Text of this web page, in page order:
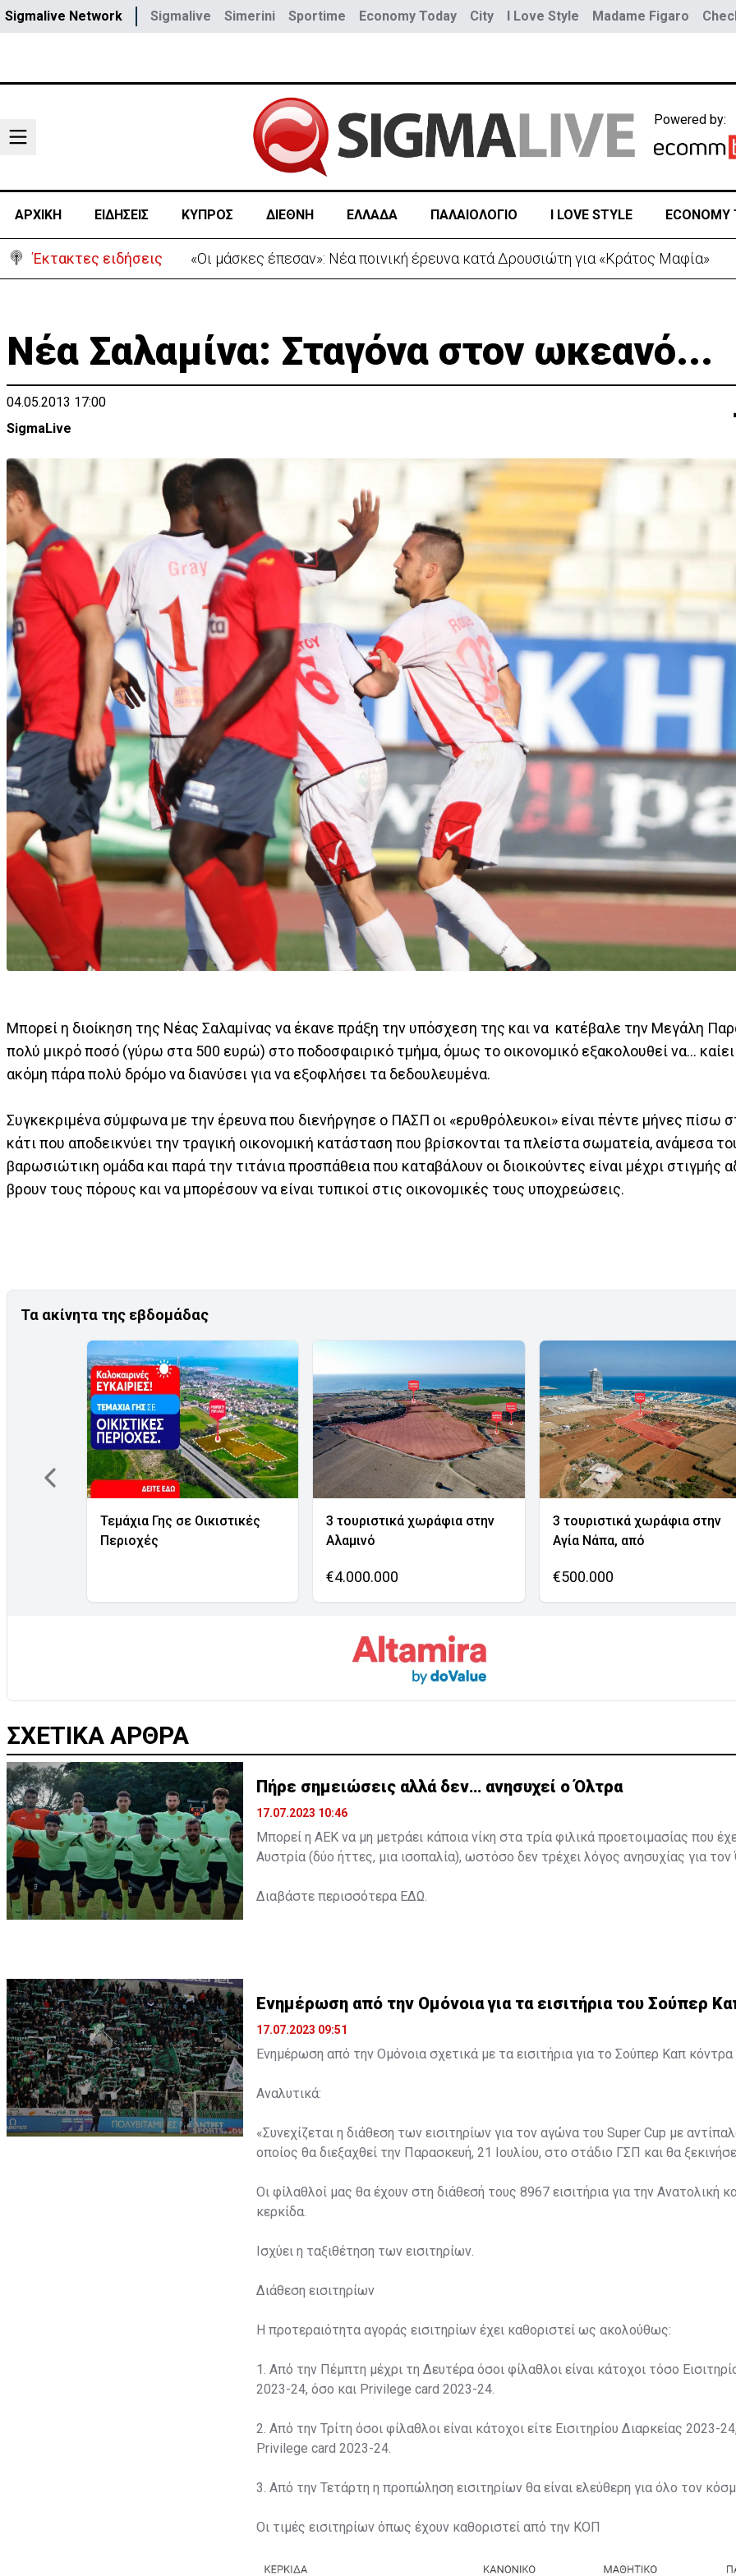
Sigmalive Network Sigmalive Simerini Sportime Economy Today City I Love Style Madame Figaro
Powered by:
ΑΡΧΙΚΗ ΕΙΔΗΣΕΙΣ ΚΥΠΡΟΣ ΔΙΕΘΝΗ ΕΛΛΑΔΑ ΠΑΛΑΙΟΛΟΓΙΟ I LOVE STYLE ECONOMY
Έκτακτες ειδήσεις «Πόλεμος» Σάντσεθ-Μελόνι λόγω της Θέουτα: Ελέγχους και από Ισπανία στα
Νέα Σαλαμίνα: Σταγόνα στον ωκεανό...
04.05.2013 17:00
SigmaLive
Μπορεί η διοίκηση της Νέας Σαλαμίνας να έκανε πράξη την υπόσχεση της και να κατέβαλε την Μεγάλη
πολύ μικρό ποσό (γύρω στα 500 ευρώ) στο ποδοσφαιρικό τμήμα, όμως το οικονομικό εξακολουθεί να... καίει
ακόμη πάρα πολύ δρόμο να διανύσει για να εξοφλήσει τα δεδουλευμένα.
Συγκεκριμένα σύμφωνα με την έρευνα που διενήργησε ο ΠΑΣΠ οι «ερυθρόλευκοι» είναι πέντε μήνες πίσω
κάτι που αποδεικνύει την τραγική οικονομική κατάσταση που βρίσκονται τα πλείστα σωματεία, ανάμεσα
βαρωσιώτικη ομάδα και παρά την τιτάνια προσπάθεια που καταβάλουν οι διοικούντες είναι μέχρι στιγμής
βρουν τους πόρους και να μπορέσουν να είναι τυπικοί στις οικονομικές τους υποχρεώσεις.
Τα ακίνητα της εβδομάδας
Τεμάχια Γης σε Οικιστικές
Περιοχές
3 τουριστικά χωράφια στην
Αλαμινό
€4.000.000
3 τουριστικά χωράφια στην
Αγία Νάπα, από
€500.000
ΣΧΕΤΙΚΑ ΑΡΘΡΑ
Πήρε σημειώσεις αλλά δεν… ανησυχεί ο Όλτρα
17.07.2023 10:46
Μπορεί η ΑΕΚ να μη μετράει κάποια νίκη στα τρία φιλικά προετοιμασίας που
Αυστρία (δύο ήττες, μια ισοπαλία), ωστόσο δεν τρέχει λόγος ανησυχίας για τον
Διαβάστε περισσότερα ΕΔΩ
Ενημέρωση από την Ομόνοια για τα εισιτήρια του Σούπερ
17.07.2023 09:51
Ενημέρωση από την Ομόνοια σχετικά με τα εισιτήρια για το Σούπερ Καπ κόντρα
Αναλυτικά:
«Συνεχίζεται η διάθεση των εισιτηρίων για τον αγώνα του Super Cup με
οποίος θα διεξαχθεί την Παρασκευή, 21 Ιουλίου, στο στάδιο ΓΣΠ και θα
Οι φίλαθλοί μας θα έχουν στη διάθεσή τους 8967 εισιτήρια για την Ανατολική
κερκίδα.
Ισχύει η ταξιθέτηση των εισιτηρίων.
Διάθεση εισιτηρίων
Η προτεραιότητα αγοράς εισιτηρίων έχει καθοριστεί ως ακολούθως:
1. Από την Πέμπτη μέχρι τη Δευτέρα όσοι φίλαθλοι είναι κάτοχοι τόσο
2023-24, όσο και Privilege card 2023-24.
2. Από την Τρίτη όσοι φίλαθλοι είναι κάτοχοι είτε Εισιτηρίου Διαρκείας 2023-
Privilege card 2023-24.
3. Από την Τετάρτη η προπώληση εισιτηρίων θα είναι ελεύθερη για όλο τον
Οι τιμές εισιτηρίων όπως έχουν καθοριστεί από την ΚΟΠ